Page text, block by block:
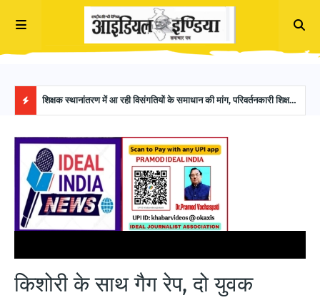
A
I
शिक्षक स्थानांतरण में आ रही विसंगतियों के समाधान की मांग, परिवर्तनकारी शिक्षक
महाराष्ट्र में इमारत गिरी, नौ की मौत, कुछ लोगों के मलबे में फंसे होने की आशंका
किशोरी के साथ गैग रेप, दो युवक